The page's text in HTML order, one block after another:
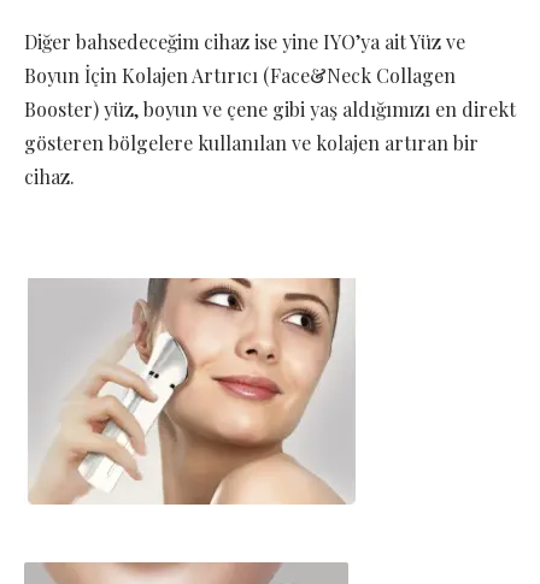
Diğer bahsedeceğim cihaz ise yine IYO’ya ait Yüz ve
Boyun İçin Kolajen Artırıcı (Face&Neck Collagen
Booster) yüz, boyun ve çene gibi yaş aldığımızı en direkt
gösteren bölgelere kullanılan ve kolajen artıran bir
cihaz.